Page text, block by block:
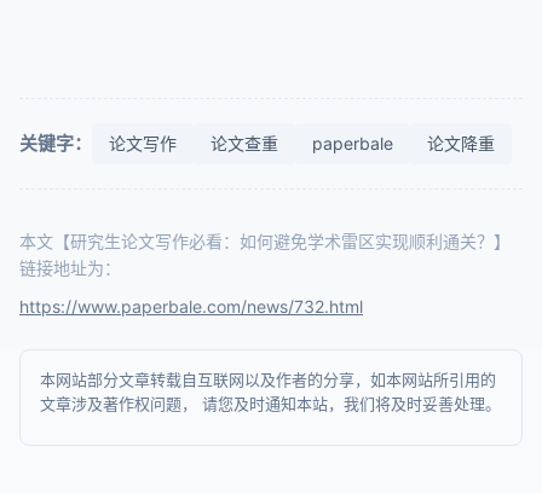
关键字： 论文写作 论文查重 paperbale 论文降重
本文【研究生论文写作必看：如何避免学术雷区实现顺利通关？】
链接地址为：
https://www.paperbale.com/news/732.html
本网站部分文章转载自互联网以及作者的分享，如本网站所引用的
文章涉及著作权问题， 请您及时通知本站，我们将及时妥善处理。